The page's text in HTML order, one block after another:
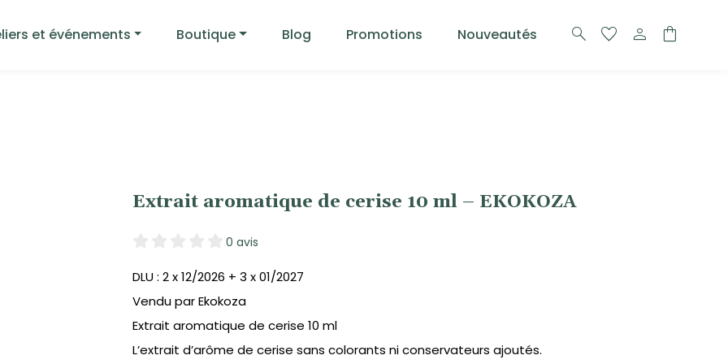
et événements Boutique Blog Promotions Nouveautés search favorite person shopping_bag
Extrait aromatique de cerise 10 ml – EKOKOZA
0 avis
DLU : 2 x 12/2026 + 3 x 01/2027
Vendu par Ekokoza
Extrait aromatique de cerise 10 ml
L’extrait d’arôme de cerise sans colorants ni conservateurs ajoutés.